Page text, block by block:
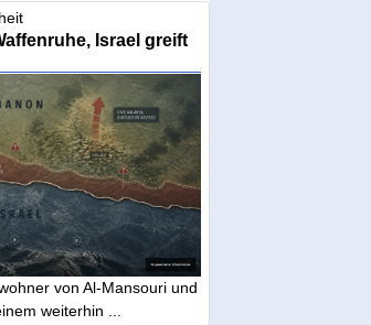
Israel greift
von Al-Mansouri und
weiterhin ...